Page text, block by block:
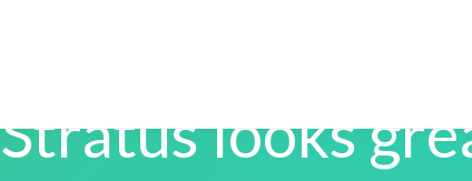
Stratus looks